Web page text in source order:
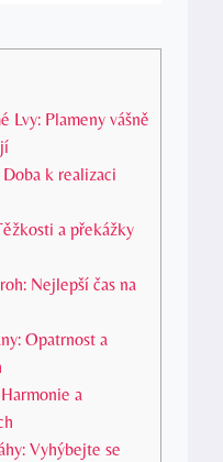
Lvy: Plameny vášně
k realizaci
a překážky
Nejlepší čas na
Opatrnost a
a
Vyhýbejte se